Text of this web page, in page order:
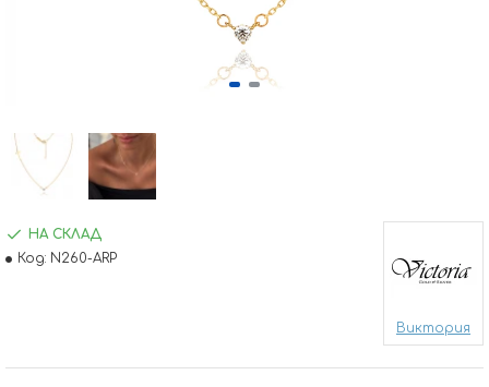
НА СКЛАД
Код: N260-ARP
Виктория